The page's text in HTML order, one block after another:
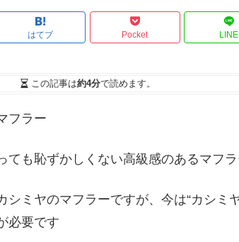
はてブ Pocket LINE
この記事は約4分で読めます。
フラー
ても恥ずかしくない高級感のあるマフ
ミヤのマフラーですが、今は“カシミ
必要です